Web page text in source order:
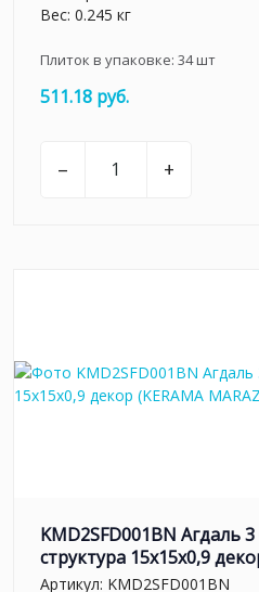
Вес: 0.245 кг
Плиток в упаковке: 34шт
511.18 руб.
– +
KMD2SFD001BN Агдаль
структура 15x15x0,9
Артикул: KMD2SFD001BN